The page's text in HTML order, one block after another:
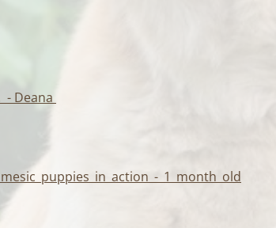
- Deana
_1_month_old